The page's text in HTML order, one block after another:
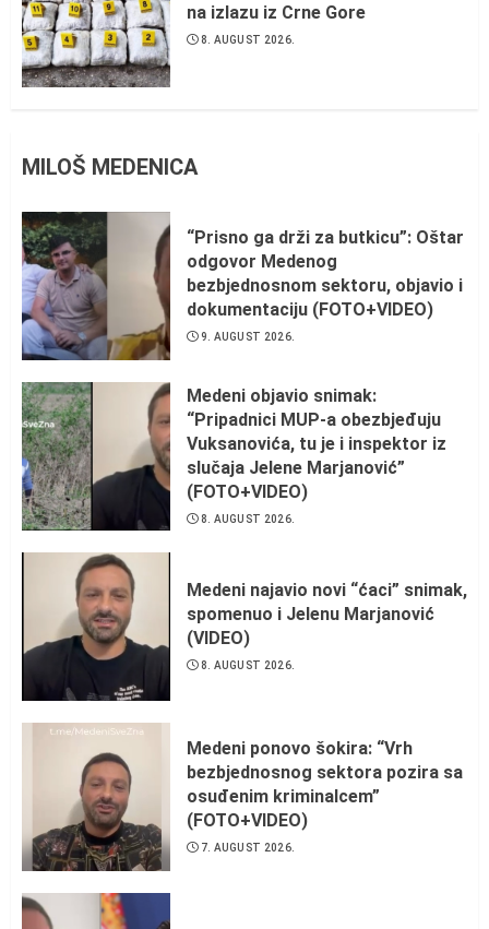
na izlazu iz Crne Gore
8. AUGUST 2026.
MILOŠ MEDENICA
“Prisno ga drži za butkicu”: Oštar
odgovor Medenog
bezbjednosnom sektoru, objavio i
dokumentaciju (FOTO+VIDEO)
9. AUGUST 2026.
Medeni objavio snimak:
“Pripadnici MUP-a obezbjeđuju
Vuksanovića, tu je i inspektor iz
slučaja Jelene Marjanović”
(FOTO+VIDEO)
8. AUGUST 2026.
Medeni najavio novi “ćaci” snimak,
spomenuo i Jelenu Marjanović
(VIDEO)
8. AUGUST 2026.
Medeni ponovo šokira: “Vrh
bezbjednosnog sektora pozira sa
osuđenim kriminalcem”
(FOTO+VIDEO)
7. AUGUST 2026.